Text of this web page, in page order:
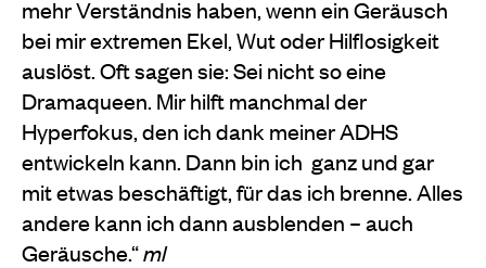
mehr Verständnis haben, wenn ein Geräusch
bei mir extremen Ekel, Wut oder Hilflosigkeit
auslöst. Oft sagen sie: Sei nicht so eine
Dramaqueen. Mir hilft manchmal der
Hyperfokus, den ich dank meiner ADHS
entwickeln kann. Dann bin ich ganz und gar
mit etwas beschäftigt, für das ich brenne. Alles
andere kann ich dann ausblenden – auch
Geräusche.“ml